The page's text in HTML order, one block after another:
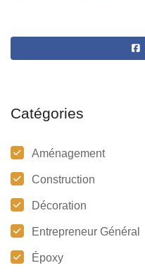
Catégories
Aménagement
Construction
Décoration
Entrepreneur Général
Époxy